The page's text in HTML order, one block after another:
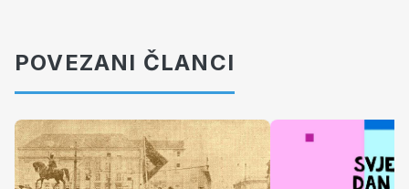
POVEZANI ČLANCI